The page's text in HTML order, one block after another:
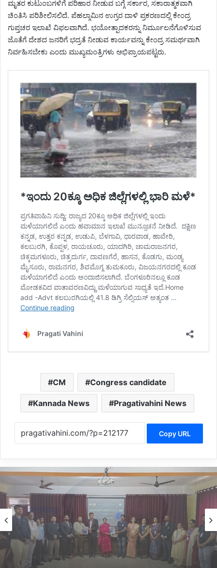
ಮೃತರ ಕುಟುಂಬಗಳಿಗೆ ಪರಿಹಾರ ನೀಡುವ ಬಗ್ಗೆ ಸರ್ಕಾರ, ಸಕಾರಾತ್ಮಕವಾಗಿ
ಚಿಂತಿಸಿ ಪರಿಶೀಲಿಸಲಿದೆ. ಪೆಹಲ್ಗಾಮಿನ ಉಗ್ರರ ದಾಳಿ ಪ್ರಕರಣದಲ್ಲಿ ಕೇಂದ್ರ
ಗುಪ್ತಚರ ಇಲಾಖೆ ವಿಫಲವಾಗಿದೆ. ಭಯೋತ್ಪಾದಕರನ್ನು ನಿರ್ಮೂಲನೆಗೊಳಿಸುವ
ಜೊತೆಗೆ ದೇಶದ ಜನರಿಗೆ ಭದ್ರತೆ ನೀಡುವ ಕಾರ್ಯವನ್ನು ಕೇಂದ್ರ ಸಮರ್ಥವಾಗಿ
ನಿರ್ವಹಿಸಬೇಕು ಎಂದು ಮುಖ್ಯಮಂತ್ರಿಗಳು ಅಭಿಪ್ರಾಯಪಟ್ಟರು.
CM Congress candidate
Kannada News Pragativahini News
Copy URL
Education
2 hours ago
*ಬೆಳಗಾವಿಯ ಅಂಗಡಿ ಇಂಜಿನಿಯರಿಂಗ್ ಕಾಲೇಜಿನಲ್ಲಿ
‘ಸೈಬರ್ ಸೆಕ್ಯುರಿಟಿ ಸೆಂಟರ್ ಆಫ್ ಎಕ್ಸಲೆನ್ಸ್’ ಉದ್ಘಾಟನೆ*